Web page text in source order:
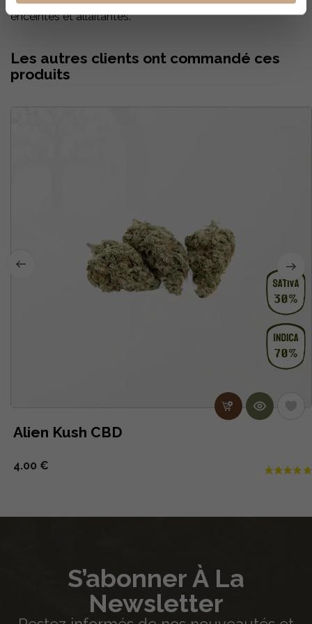
enceintes et allaitantes.
Les autres clients ont commandé ces
produits
Alien Kush CBD
4.00 €
S’abonner À La
Newsletter